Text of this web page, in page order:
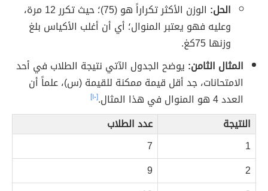
الحل:
الوزن الأكثر تكراراً هو (75)؛ حيث تكرر 12 مرة،
وعليه فهو يعتبر المنوال؛ أي أن أغلب الأكياس بلغ
وزنها 75كغ.
المثال الثامن: يوضح الجدول الآتي نتيجة الطلاب في أحد
الامتحانات، جد أقل قيمة ممكنة للقيمة (س)، علماً أن
العدد 4 هو المنوال في هذا المثال.
[١٠]
النتيجة
عدد الطلاب
1
7
2
9